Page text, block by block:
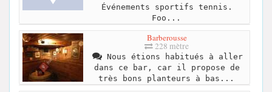
Événements sportifs tennis.
Foo...
Barberousse
228 mètre
Nous étions habitués à aller
dans ce bar, car il propose de
très bons planteurs à bas...